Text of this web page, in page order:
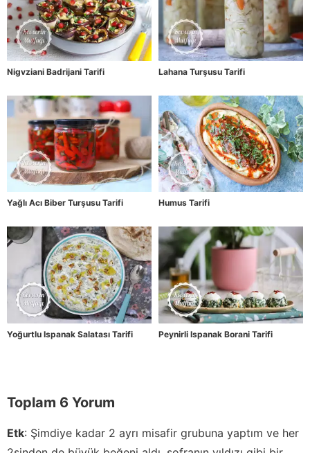
Nigvziani Badrijani Tarifi Lahana Turşusu Tarifi
Yağlı Acı Biber Turşusu Tarifi Humus Tarifi
Yoğurtlu Ispanak Salatası Tarifi Peynirli Ispanak Borani Tarifi
Toplam 6 Yorum
Etk: Şimdiye kadar 2 ayrı misafir grubuna yaptım ve her